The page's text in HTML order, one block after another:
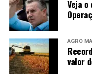
Diante disso, o que
manutenção das
uma certeza, apesar
dias.
Veja
AGRO
valor